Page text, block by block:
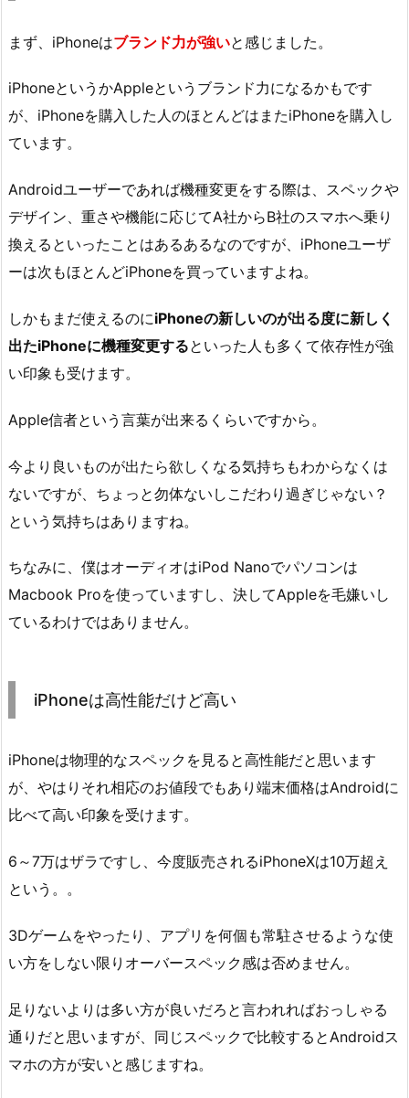
まず、iPhoneはブランド力が強いと感じました。
iPhoneというかAppleというブランド力になるかもです
が、iPhoneを購入した人のほとんどはまたiPhoneを購入し
ています。
Androidユーザーであれば機種変更をする際は、スペックや
デザイン、重さや機能に応じてA社からB社のスマホへ乗り
換えるといったことはあるあるなのですが、iPhoneユーザ
ーは次もほとんどiPhoneを買っていますよね。
しかもまだ使えるのにiPhoneの新しいのが出る度に新しく
出たiPhoneに機種変更するといった人も多くて依存性が強
い印象も受けます。
Apple信者という言葉が出来るくらいですから。
今より良いものが出たら欲しくなる気持ちもわからなくは
ないですが、ちょっと勿体ないしこだわり過ぎじゃない？
という気持ちはありますね。
ちなみに、僕はオーディオはiPod Nanoでパソコンは
Macbook Proを使っていますし、決してAppleを毛嫌いし
ているわけではありません。
iPhoneは高性能だけど高い
iPhoneは物理的なスペックを見ると高性能だと思います
が、やはりそれ相応のお値段でもあり端末価格はAndroidに
比べて高い印象を受けます。
6～7万はザラですし、今度販売されるiPhoneXは10万超え
という。。
3Dゲームをやったり、アプリを何個も常駐させるような使
い方をしない限りオーバースペック感は否めません。
足りないよりは多い方が良いだろと言われればおっしゃる
通りだと思いますが、同じスペックで比較するとAndroidス
マホの方が安いと感じますね。